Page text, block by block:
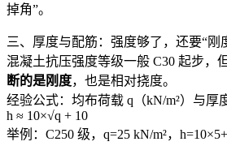
掉角”。
三、厚度与配筋：强度够了，还要“刚
混凝土抗压强度等级一般 C30 起步，
断的是刚度，也是相对挠度。
经验公式：均布荷载 q（kN/m²）与厚
h ≈ 10×√q + 10
举例：C250 级，q=25 kN/m²，